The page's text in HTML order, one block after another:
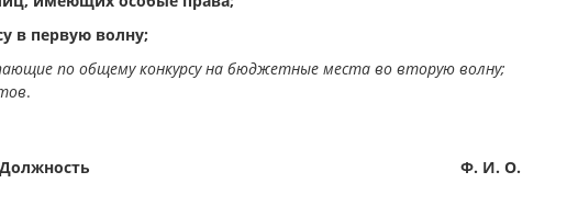
в первую волну;
по общему конкурсу на бюджетные места во вторую волну;
.
Должность Ф. И. О.